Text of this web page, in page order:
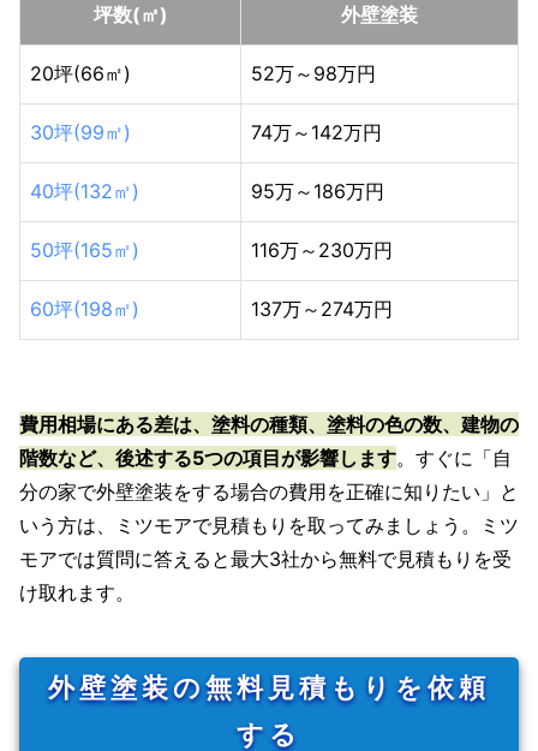
坪数(㎡) 外壁塗装
20坪(66㎡) 52万～98万円
30坪(99㎡) 74万～142万円
40坪(132㎡) 95万～186万円
50坪(165㎡) 116万～230万円
60坪(198㎡) 137万～274万円
費用相場にある差は、塗料の種類、塗料の色の数、建物の
階数など、後述する5つの項目が影響します。すぐに「自
分の家で外壁塗装をする場合の費用を正確に知りたい」と
いう方は、ミツモアで見積もりを取ってみましょう。ミツ
モアでは質問に答えると最大3社から無料で見積もりを受
け取れます。
外壁塗装の無料見積もりを依頼
する